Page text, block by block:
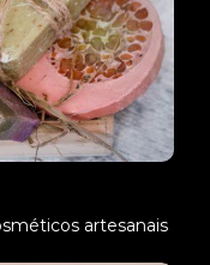
artesanais